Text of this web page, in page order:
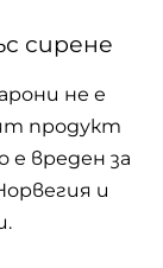
сирене
не е
продукт
вреден за
и